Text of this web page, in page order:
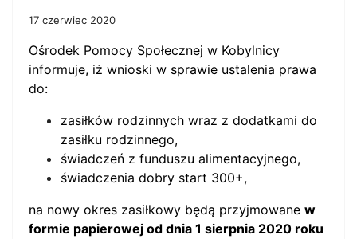
17 czerwiec 2020
Ośrodek Pomocy Społecznej w Kobylnicy
informuje, iż wnioski w sprawie ustalenia prawa
do:
zasiłków rodzinnych wraz z dodatkami do
zasiłku rodzinnego,
świadczeń z funduszu alimentacyjnego,
świadczenia dobry start 300+,
na nowy okres zasiłkowy będą przyjmowane w
formie papierowej od dnia 1 sierpnia 2020 roku